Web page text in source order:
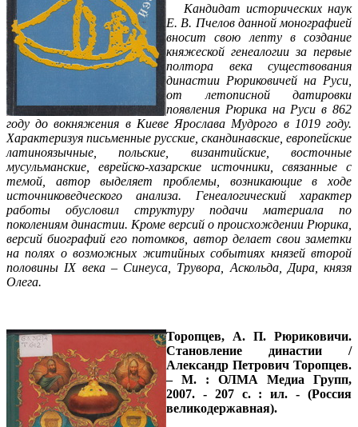
Кандидат исторических наук
Е. В. Пчелов данной монографией
вносит свою лепту в создание
княжеской генеалогии за первые
полтора века существования
династии Рюриковичей на Руси,
от летописной датировки
появления Рюрика на Руси в 862
году до вокняжения в Киеве Ярослава Мудрого в 1019 году.
Характеризуя письменные русские, скандинавские, европейские
латиноязычные, польские, византийские, восточные
мусульманские, еврейско-хазарские источники, связанные с
темой, автор выделяет проблемы, возникающие в ходе
источниковедческого анализа. Генеалогический характер
работы обусловил структуру подачи материала по
поколениям династии. Кроме версий о происхождении Рюрика,
версий биографий его потомков, автор делает свои заметки
на полях о возможных житийных событиях князей второй
половины IХ века – Синеуса, Трувора, Аскольда, Дира, князя
Олега.
Торопцев, А. П. Рюриковичи.
Становление династии /
Александр Петрович Торопцев.
– М. : ОЛМА Медиа Групп,
2007. - 207 с. : ил. - (Россия
великодержавная).